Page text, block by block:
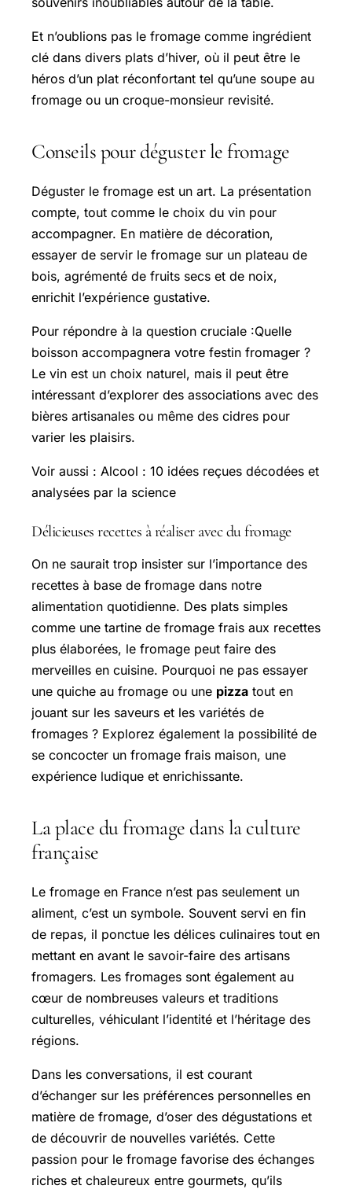
Et n’oublions pas le fromage comme ingrédient
clé dans divers plats d’hiver, où il peut être le
héros d’un plat réconfortant tel qu’une soupe au
fromage ou un croque-monsieur revisité.
Conseils pour déguster le fromage
Déguster le fromage est un art. La présentation
compte, tout comme le choix du vin pour
accompagner. En matière de décoration,
essayer de servir le fromage sur un plateau de
bois, agrémenté de fruits secs et de noix,
enrichit l’expérience gustative.
Pour répondre à la question cruciale :Quelle
boisson accompagnera votre festin fromager ?
Le vin est un choix naturel, mais il peut être
intéressant d’explorer des associations avec des
bières artisanales ou même des cidres pour
varier les plaisirs.
Voir aussi : Alcool : 10 idées reçues décodées et
analysées par la science
Délicieuses recettes à réaliser avec du fromage
On ne saurait trop insister sur l’importance des
recettes à base de fromage dans notre
alimentation quotidienne. Des plats simples
comme une tartine de fromage frais aux recettes
plus élaborées, le fromage peut faire des
merveilles en cuisine. Pourquoi ne pas essayer
une quiche au fromage ou une pizza tout en
jouant sur les saveurs et les variétés de
fromages ? Explorez également la possibilité de
se concocter un fromage frais maison, une
expérience ludique et enrichissante.
La place du fromage dans la culture
française
Le fromage en France n’est pas seulement un
aliment, c’est un symbole. Souvent servi en fin
de repas, il ponctue les délices culinaires tout en
mettant en avant le savoir-faire des artisans
fromagers. Les fromages sont également au
cœur de nombreuses valeurs et traditions
culturelles, véhiculant l’identité et l’héritage des
régions.
Dans les conversations, il est courant
d’échanger sur les préférences personnelles en
matière de fromage, d’oser des dégustations et
de découvrir de nouvelles variétés. Cette
passion pour le fromage favorise des échanges
riches et chaleureux entre gourmets, qu’ils